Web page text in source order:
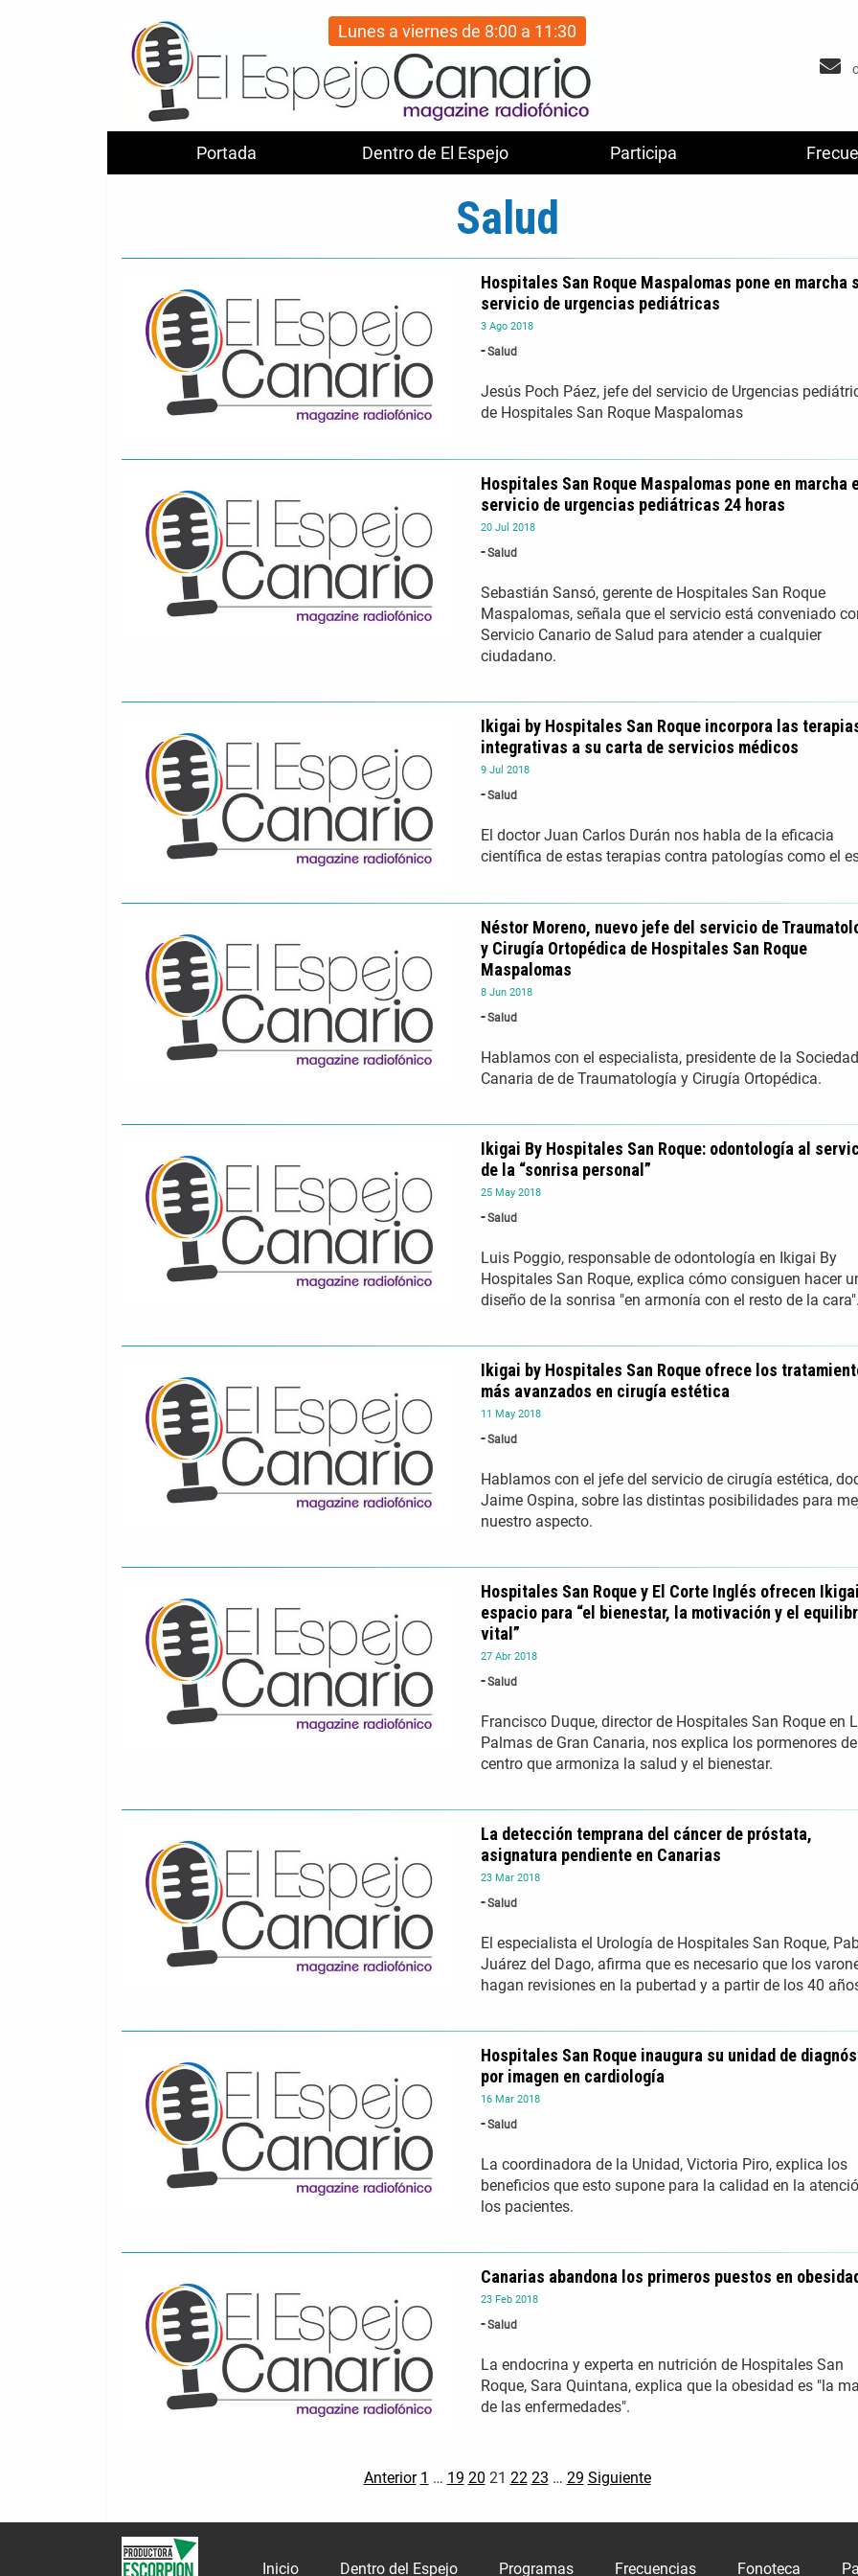
Portada Dentro de El Espejo Participa
Lunes a viernes de 8:00 a 11:30
Salud
3 Ago 2018
Salud
Hospitales San Roque Maspalomas pone en marcha
servicio de urgencias pediátricas
Jesús Poch Páez, jefe del servicio de Urgencias
de Hospitales San Roque Maspalomas
20 Jul 2018
Salud
Hospitales San Roque Maspalomas pone en marcha
servicio de urgencias pediátricas 24 horas
Sebastián Sansó, gerente de Hospitales San Roque
Maspalomas, señala que el servicio está conveniado
Servicio Canario de Salud para atender a cualquier
ciudadano.
9 Jul 2018
Salud
Ikigai by Hospitales San Roque incorpora las
integrativas a su carta de servicios médicos
El doctor Juan Carlos Durán nos habla de la eficacia
científica de estas terapias contra patologías como el
8 Jun 2018
Salud
Néstor Moreno, nuevo jefe del servicio de
y Cirugía Ortopédica de Hospitales San Roque
Maspalomas
Hablamos con el especialista, presidente de la Sociedad
Canaria de de Traumatología y Cirugía Ortopédica.
25 May 2018
Salud
Ikigai By Hospitales San Roque: odontología al
de la “sonrisa personal”
Luis Poggio, responsable de odontología en Ikigai By
Hospitales San Roque, explica cómo consiguen hacer
diseño de la sonrisa "en armonía con el resto de la cara".
11 May 2018
Salud
Ikigai by Hospitales San Roque ofrece los
más avanzados en cirugía estética
Hablamos con el jefe del servicio de cirugía estética,
Jaime Ospina, sobre las distintas posibilidades para
nuestro aspecto.
27 Abr 2018
Salud
Hospitales San Roque y El Corte Inglés ofrecen
espacio para “el bienestar, la motivación y el
vital”
Francisco Duque, director de Hospitales San Roque en
Palmas de Gran Canaria, nos explica los pormenores
centro que armoniza la salud y el bienestar.
23 Mar 2018
Salud
La detección temprana del cáncer de próstata,
asignatura pendiente en Canarias
El especialista el Urología de Hospitales San Roque,
Juárez del Dago, afirma que es necesario que los
hagan revisiones en la pubertad y a partir de los 40
16 Mar 2018
Salud
Hospitales San Roque inaugura su unidad de
por imagen en cardiología
La coordinadora de la Unidad, Victoria Piro, explica los
beneficios que esto supone para la calidad en la
los pacientes.
23 Feb 2018
Salud
Canarias abandona los primeros puestos en
La endocrina y experta en nutrición de Hospitales San
Roque, Sara Quintana, explica que la obesidad es "la
de las enfermedades".
Anterior 1 … 19 20 21 22 23 … 29 Siguiente
Inicio Dentro del Espejo Programas Frecuencias Fonoteca